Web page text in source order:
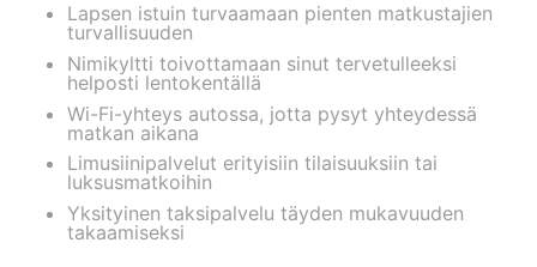
Lapsen istuin turvaamaan pienten matkustajien
turvallisuuden
Nimikyltti toivottamaan sinut tervetulleeksi
helposti lentokentällä
Wi-Fi-yhteys autossa, jotta pysyt yhteydessä
matkan aikana
Limusiinipalvelut erityisiin tilaisuuksiin tai
luksusmatkoihin
Yksityinen taksipalvelu täyden mukavuuden
takaamiseksi